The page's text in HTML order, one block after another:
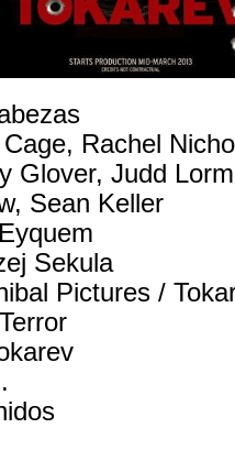
Rachel
Glover, Judd
Sean Keller
Sekula
Pictures /